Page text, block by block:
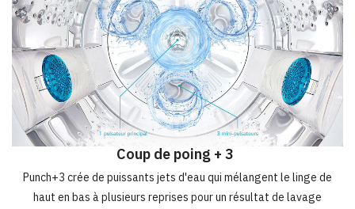
Coup de poing + 3
Punch+3 crée de puissants jets d'eau qui mélangent le linge de
haut en bas à plusieurs reprises pour un résultat de lavage